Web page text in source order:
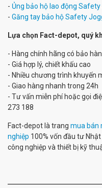
- Ủng bảo hộ lao động
- Găng tay bảo hộ Safety
Lựa chọn Fact-depot, quý
- Hàng chính hãng có bảo
- Giá hợp lý, chiết khấu cao
- Nhiều chương trình khuyến
- Giao hàng nhanh trong 24h
- Tư vấn miễn phí hoặc gọi
273 188
Fact-depot là trang mua bán
nghiệp 100% vốn đầu tư
công nghiệp và thiết bị kỹ